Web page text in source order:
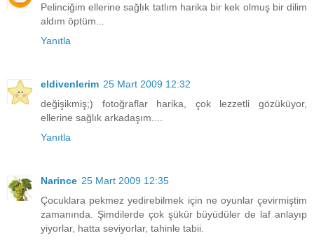
Pelinciğim ellerine sağlık tatlım harika bir kek olmuş bir dilim
aldım öptüm...
Yanıtla
eldivenlerim 25 Mart 2009 12:32
değişikmiş;) fotoğraflar harika, çok lezzetli gözüküyor,
ellerine sağlık arkadaşım....
Yanıtla
Narince 25 Mart 2009 12:35
Çocuklara pekmez yedirebilmek için ne oyunlar çevirmiştim
zamanında. Şimdilerde çok şükür büyüdüler de laf anlayıp
yiyorlar, hatta seviyorlar, tahinle tabii.